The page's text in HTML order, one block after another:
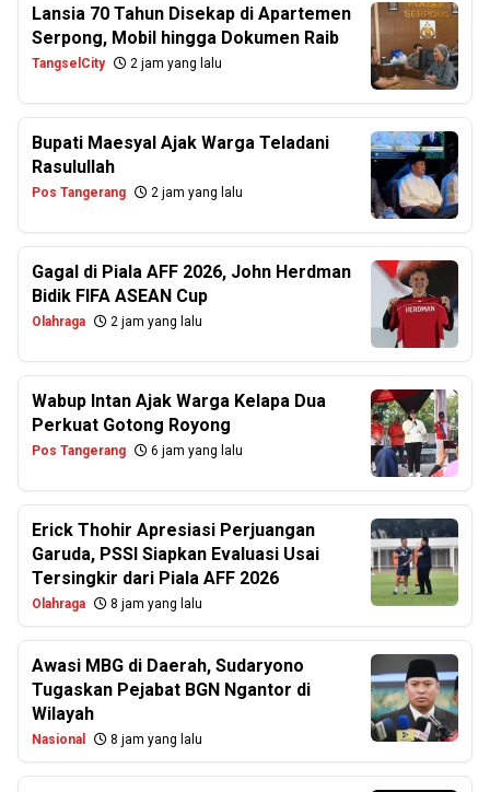
Lansia 70 Tahun Disekap di Apartemen
Serpong, Mobil hingga Dokumen Raib
TangselCity 2 jam yang lalu
Bupati Maesyal Ajak Warga Teladani
Rasulullah
Pos Tangerang 2 jam yang lalu
Gagal di Piala AFF 2026, John Herdman
Bidik FIFA ASEAN Cup
Olahraga 2 jam yang lalu
Wabup Intan Ajak Warga Kelapa Dua
Perkuat Gotong Royong
Pos Tangerang 6 jam yang lalu
Erick Thohir Apresiasi Perjuangan
Garuda, PSSI Siapkan Evaluasi Usai
Tersingkir dari Piala AFF 2026
Olahraga 8 jam yang lalu
Awasi MBG di Daerah, Sudaryono
Tugaskan Pejabat BGN Ngantor di
Wilayah
Nasional 8 jam yang lalu